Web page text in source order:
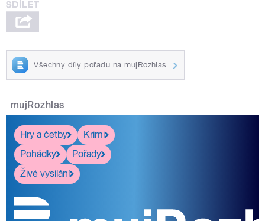
Všechny díly pořadu na mujRozhlas
mujRozhlas
Hry a četby
Krimi
Pohádky
Pořady
Živé vysílání